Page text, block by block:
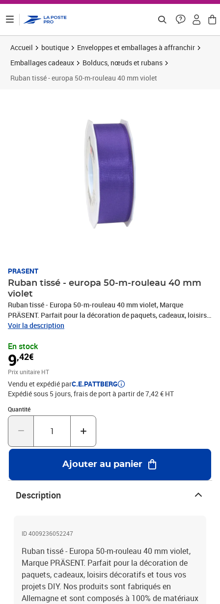
Accueil boutique
Enveloppes et emballages à affranchir
Emballages cadeaux
Bolducs, nœuds et rubans
Ruban tissé - europa 50-m-rouleau 40 mm violet
PRASENT
Ruban tissé - europa 50-m-rouleau 40 mm
violet
Ruban tissé - Europa 50-m-rouleau 40 mm violet, Marque
PRÄSENT. Parfait pour la décoration de paquets, cadeaux, loisirs
décoratifs et tous vos projets DIY. Nos produits sont fabriqués en
toutes les occasions : que ce soit pour un anniversaire, un
baptême, une communion, Noël, le Nouvel An ou même pour
Pâques – ce fabuleux accessoire rend rapidement les emballages
cadeaux beaux et attrayants.
Voir la description
En stock
9,42€
Prix unitaire HT
Vendu et expédié parC.E.PATTBERG
Expédié sous 5 jours, frais de port à partir de 7,42 € HT
Quantité
Quantité : 1
Ajouter au panier
Description
ID 4009236052247
Ruban tissé - Europa 50-m-rouleau 40 mm violet,
Marque PRÄSENT. Parfait pour la décoration de
paquets, cadeaux, loisirs décoratifs et tous vos
projets DIY. Nos produits sont fabriqués en
Allemagne et sont composés à 100% de matériaux